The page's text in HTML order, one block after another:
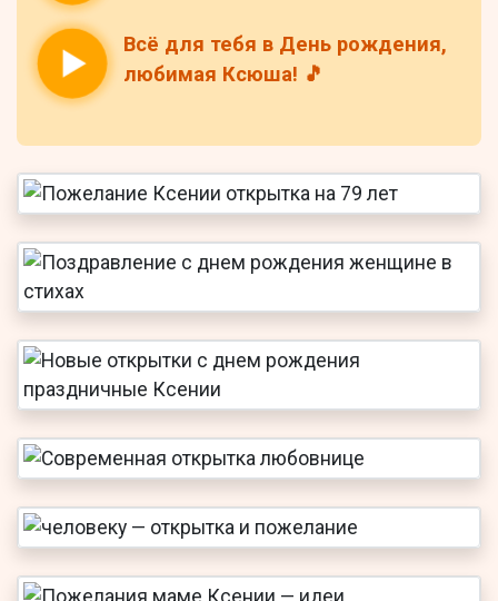
Всё для тебя в День рождения,
любимая Ксюша! 🎵